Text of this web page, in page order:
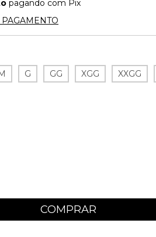
pagando com Pix
G GG XGG XXGG